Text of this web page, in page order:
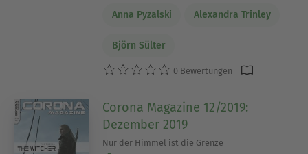
Anna Pyzalski Alexandra Trinley
Björn Sülter
0 Bewertungen
Corona Magazine 12/2019:
Dezember 2019
Nur der Himmel ist die Grenze